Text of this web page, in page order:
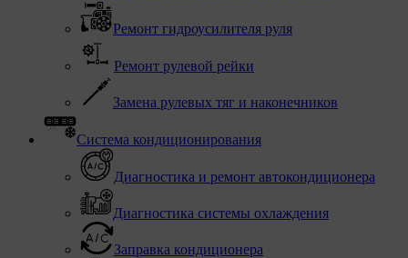
Ремонт гидроусилителя руля
Ремонт рулевой рейки
Замена рулевых тяг и наконечников
Система кондиционирования
Диагностика и ремонт автокондиционера
Диагностика системы охлаждения
Заправка кондиционера